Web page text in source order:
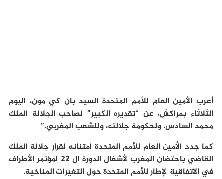
أعرب الأمين العام للأمم المتحدة السيد بان كي مون، اليوم
الثلاثاء بمراكش، عن “تقديره الكبير” لصاحب الجلالة الملك
محمد السادس، ولحكومة جلالته، وللشعب المغربي.”
كما جدد الأمين العام للأمم المتحدة امتنانه لقرار جلالة الملك
القاضي باحتضان المغرب لأشغال الدورة ال 22 لمؤتمر الأطراف
في الاتفاقية الإطار للأمم المتحدة حول التغيرات المناخية.